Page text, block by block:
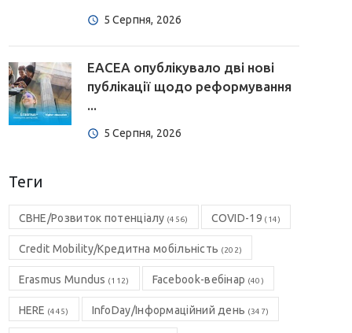
5 Серпня, 2026
EACEA опублікувало дві нові
публікації щодо реформування
...
5 Серпня, 2026
Теги
CBHE/Розвиток потенціалу (456) COVID-19 (14)
Credit Mobility/Кредитна мобільність (202)
Erasmus Mundus (112) Facebook-вебінар (40)
HERE (445) InfoDay/Інформаційний день (347)